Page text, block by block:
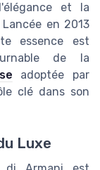
et la
en 2013
essence est
de la
adoptée par
clé dans son
Luxe